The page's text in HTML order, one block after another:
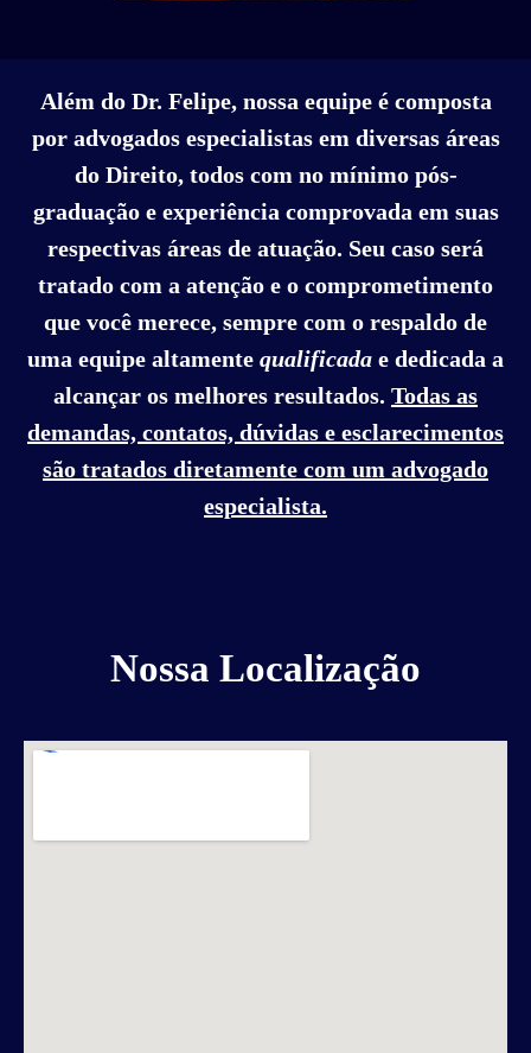
Além do Dr. Felipe, nossa equipe é composta
por advogados especialistas em diversas áreas
do Direito, todos com no mínimo pós-
graduação e experiência comprovada em suas
respectivas áreas de atuação. Seu caso será
tratado com a atenção e o comprometimento
que você merece, sempre com o respaldo de
uma equipe altamente qualificada e dedicada a
alcançar os melhores resultados. Todas as
demandas, contatos, dúvidas e esclarecimentos
são tratados diretamente com um advogado
especialista.
Nossa Localização